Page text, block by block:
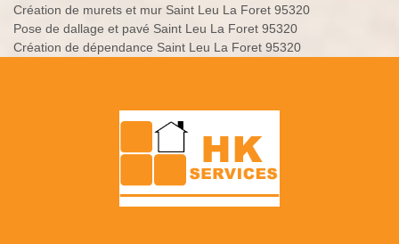
Création de murets et mur Saint Leu La Foret 95320
Pose de dallage et pavé Saint Leu La Foret 95320
Création de dépendance Saint Leu La Foret 95320